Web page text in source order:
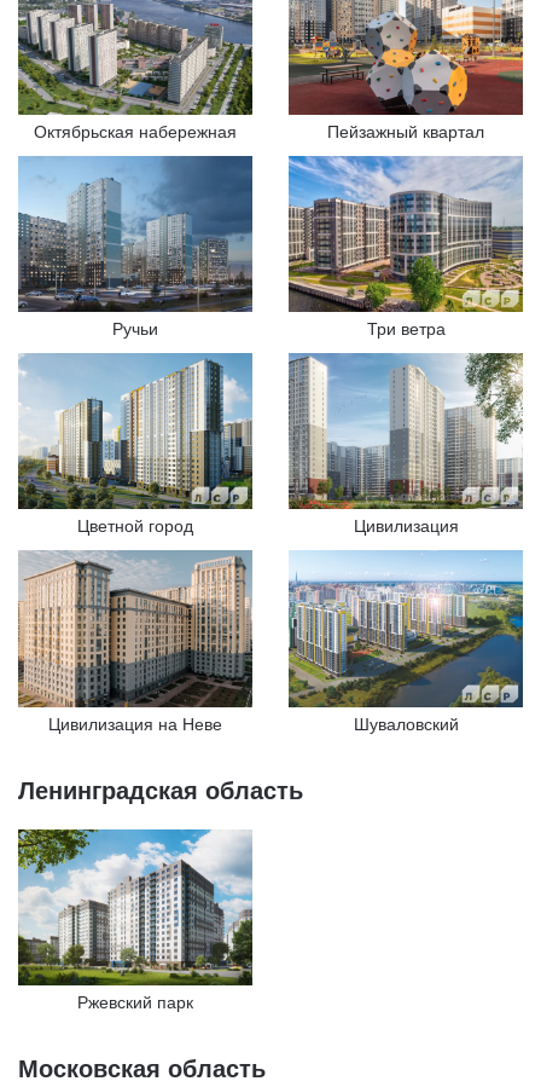
Октябрьская набережная Пейзажный квартал
Ручьи Три ветра
Цветной город Цивилизация
Цивилизация на Неве Шуваловский
Ленинградская область
Ржевский парк
Московская область